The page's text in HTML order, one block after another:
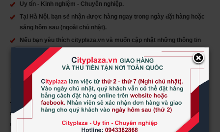
Uy tín - Kinh nghiệm - Chuyên nghiệp.
Tại Hà Nội, bạn sẽ nhận được hàng ngay trong ngày đặt hàng hoặc
sáng hôm sau (ngoài chủ nhật).
Nếu bạn yêu thích cityplaza.vn và muốn cập nhật những thông tin
mới nhất của chúng tôi, hãy Like chúng tôi trên:
https://www.facebook.com/Cityplazavietnam/
Tên sản phẩm:Viên uống bổ sung Collagen Marin của Nat & Form 90 viên
của Pháp
Quy cách:
×